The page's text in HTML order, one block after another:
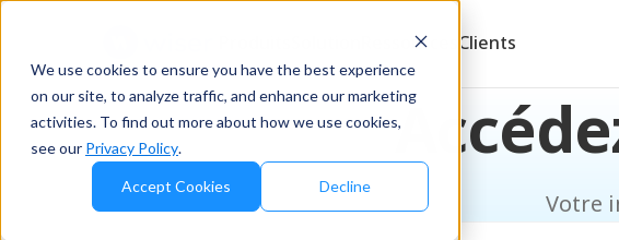
We use cookies to ensure you have the best experience
on our site, to analyze traffic, and enhance our marketing
activities. To find out more about how we use cookies,
see our Privacy Policy.
Accept Cookies Decline
Ressources Clients
Votre